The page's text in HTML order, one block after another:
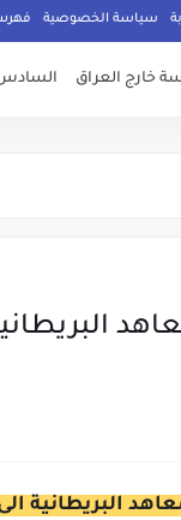
سياسة الخصوصية
خارج العراق
البريطانية